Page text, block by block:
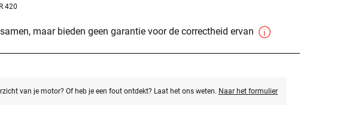
420
maar bieden geen garantie voor de correctheid ervan
van je motor? Of heb je een fout ontdekt? Laat het ons weten. Naar het formulier